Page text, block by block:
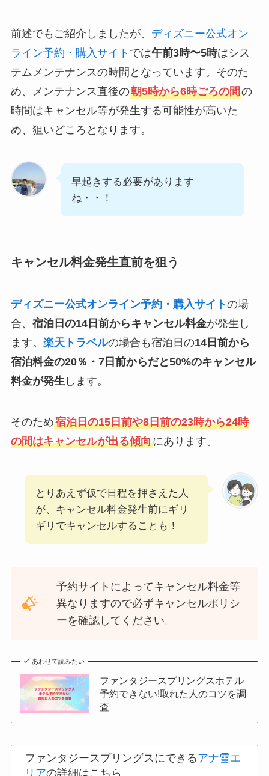
前述でもご紹介しましたが、 ディズニー公式オン
ライン予約・購入サイト では午前3時〜5時はシス
テムメンテナンスの時間となっています。そのた
め、メンテナンス直後の朝5時から6時ごろの間の
時間はキャンセル等が発生する可能性が高いた
め、狙いどころとなります。
早起きする必要があります
ね・・！
キャンセル料金発生直前を狙う
ディズニー公式オンライン予約・購入サイトの場
合、 宿泊日の14日前からキャンセル料金が発生し
ます。 楽天トラベルの場合も宿泊日の14日前から
宿泊料金の20％・7日前からだと50%のキャンセル
料金が発生 します。
そのため宿泊日の15日前や8日前の23時から24時
の間はキャンセルが出る傾向にあります。
とりあえず仮で日程を押さえた人
が、キャンセル料金発生前にギリ
ギリでキャンセルすることも！
予約サイトによってキャンセル料金等
異なりますので必ずキャンセルポリシ
ーを確認してください。
あわせて読みたい
ファンタジースプリングスホテル
予約できない!取れた人のコツを調
査
ファンタジースプリングスにできるアナ雪エ
リアの詳細はこちら